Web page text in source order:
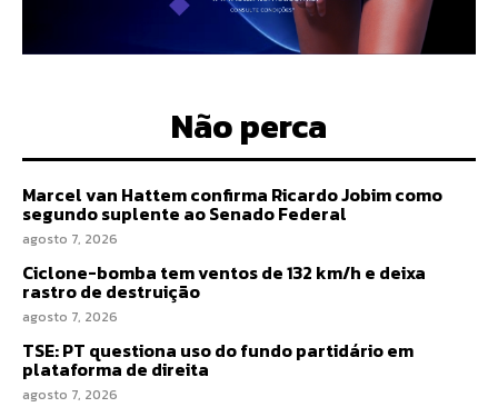
Não perca
Marcel van Hattem confirma Ricardo Jobim como
segundo suplente ao Senado Federal
agosto 7, 2026
Ciclone-bomba tem ventos de 132 km/h e deixa
rastro de destruição
agosto 7, 2026
TSE: PT questiona uso do fundo partidário em
plataforma de direita
agosto 7, 2026